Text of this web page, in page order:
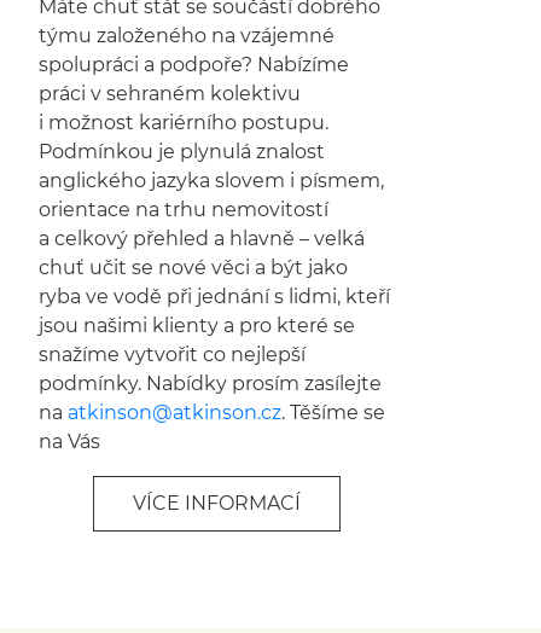
Máte chuť stát se součástí dobrého
týmu založeného na vzájemné
spolupráci a podpoře? Nabízíme
práci v sehraném kolektivu
i možnost kariérního postupu.
Podmínkou je plynulá znalost
anglického jazyka slovem i písmem,
orientace na trhu nemovitostí
a celkový přehled a hlavně – velká
chuť učit se nové věci a být jako
ryba ve vodě při jednání s lidmi, kteří
jsou našimi klienty a pro které se
snažíme vytvořit co nejlepší
podmínky. Nabídky prosím zasílejte
na atkinson@atkinson.cz. Těšíme se
na Vás
VÍCE INFORMACÍ